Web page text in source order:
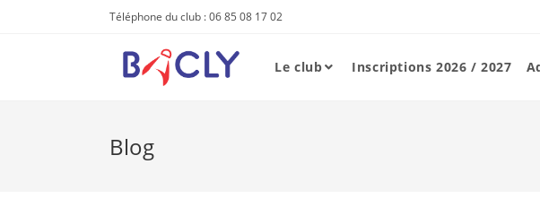
Téléphone du club : 06 85 08 17 02
Le club Inscriptions 2026 / 2027
Blog